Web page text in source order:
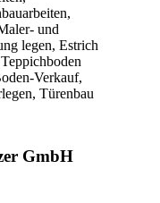
und
legen, Estrich
Verkauf,
Türenbau
GmbH